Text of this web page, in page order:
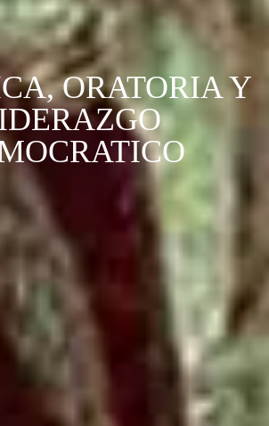
ORATORIA Y